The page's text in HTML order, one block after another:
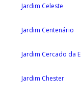
Jardim Celeste
Jardim Centenário
Jardim Cercado da
Jardim Chester